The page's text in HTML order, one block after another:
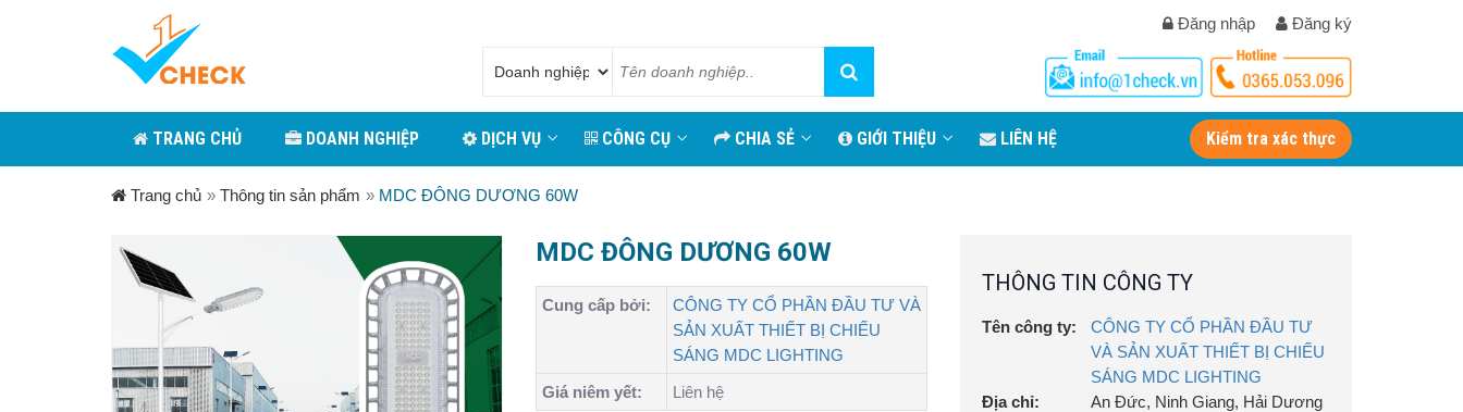
Đăng nhập Đăng ký
TRANG CHỦ DOANH NGHIỆP DỊCH VỤ CÔNG CỤ CHIA SẺ GIỚI THIỆU LIÊN HỆ Kiểm tra xác thực
Trang chủ » Thông tin sản phẩm » MDC ĐÔNG DƯƠNG 60W
MDC ĐÔNG DƯƠNG 60W
Cung cấp bởi:
CÔNG TY CỔ PHẦN ĐẦU TƯ VÀ
SẢN XUẤT THIẾT BỊ CHIẾU
SÁNG MDC LIGHTING
Giá niêm yết:
Liên hệ
THÔNG TIN CÔNG TY
Tên công ty:
CÔNG TY CỔ PHẦN ĐẦU TƯ
VÀ SẢN XUẤT THIẾT BỊ CHIẾU
SÁNG MDC LIGHTING
Địa chỉ:
An Đức, Ninh Giang, Hải Dương